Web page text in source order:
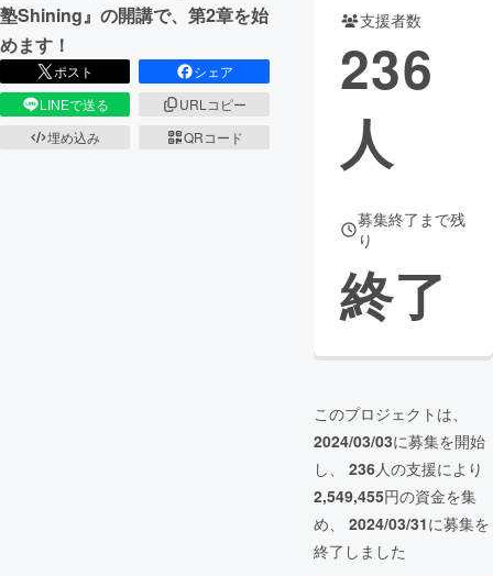
塾Shining』の開講で、第2章を始
めます！
ポスト
シェア
LINEで送る
URLコピー
埋め込み
QRコード
支援者数
236
人
募集終了まで残
り
終了
このプロジェクトは、
2024/03/03に募集を開始
し、 236人の支援により
2,549,455円の資金を集
め、 2024/03/31に募集を
終了しました